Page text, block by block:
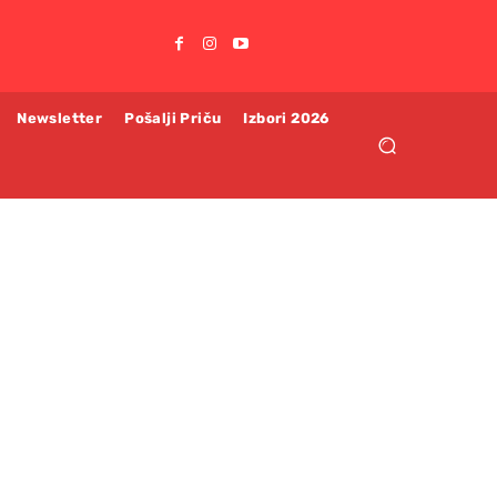
Newsletter Pošalji Priču Izbori 2026